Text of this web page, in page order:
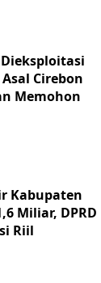
Cirebon
Memohon
Kabupaten
Miliar, DPRD
Riil